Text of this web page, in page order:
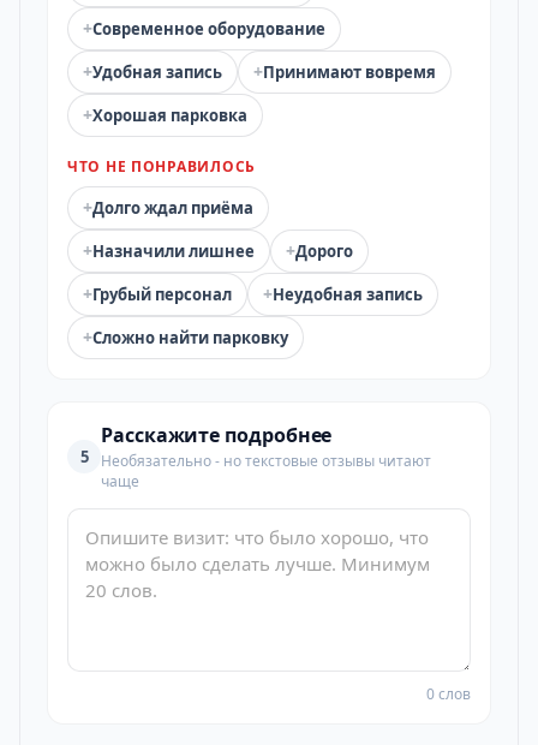
+Современное оборудование
+Удобная запись +Принимают вовремя
+Хорошая парковка
ЧТО НЕ ПОНРАВИЛОСЬ
+Долго ждал приёма
+Назначили лишнее +Дорого
+Грубый персонал +Неудобная запись
+Сложно найти парковку
5
Расскажите подробнее
Необязательно - но текстовые отзывы читают
чаще
0 слов